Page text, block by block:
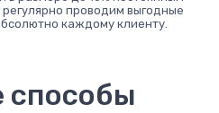
проводим выгодные
каждому клиенту.
способы